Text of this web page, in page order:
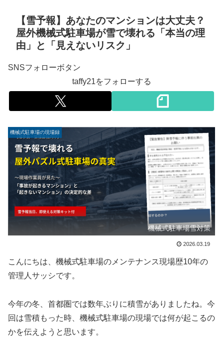
【雪予報】あなたのマンションは大丈夫？
屋外機械式駐車場が雪で壊れる「本当の理
由」と「見えないリスク」
SNSフォローボタン
taffy21をフォローする
機械式駐車場の現場録
機械式駐車場雪対策
2026.03.19
こんにちは、機械式駐車場のメンテナンス現場歴10年の
管理人サッシです。
今年の冬、首都圏では数年ぶりに積雪がありましたね。今
回は雪積もった時、機械式駐車場の現場では何が起こるの
かを伝えようと思います。